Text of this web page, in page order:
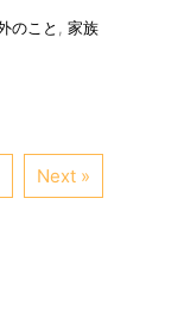
のこと 家族
Next »